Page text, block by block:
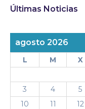
Últimas Noticias
agosto 2026
L M X
3
4 5
10
11 12